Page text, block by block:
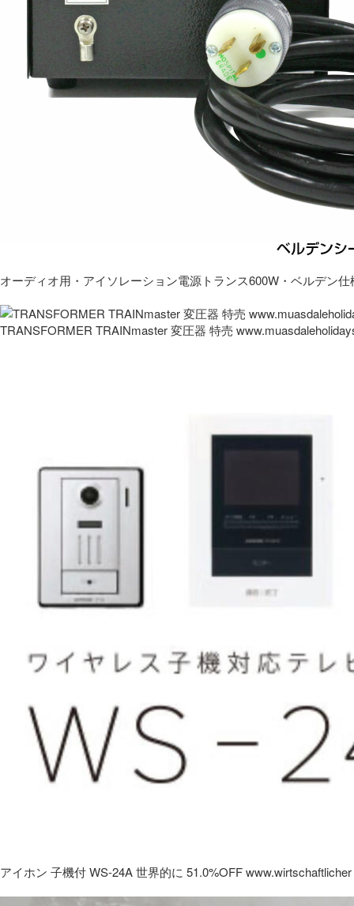
オーディオ用・アイソレーション電源トランス600W・ベルデン仕
TRANSFORMER TRAINmaster 変圧器 特売
アイホン 子機付 WS-24A 世界的に 51.0%OFF www.wirtschaftlicher